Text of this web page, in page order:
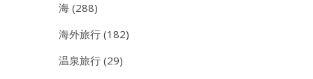
海 (288)
海外旅行 (182)
温泉旅行 (29)